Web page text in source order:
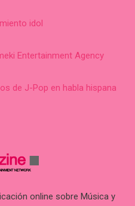
idol
Entertainment Agency
de J-Pop en habla hispana
online sobre Música y